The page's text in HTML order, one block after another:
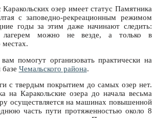
озер имеет статус Памятника
с заповедно-рекреационным режимом
годы за этим даже начинают следить:
лагерем можно не везде, а только в
местах.
помогут организовать практически на
Чемальского района.
с твердым покрытием до самых озер нет.
на Каракольские озера до начала весьма
осуществляется на машинах повышенной
часть пути протяженностью около 8